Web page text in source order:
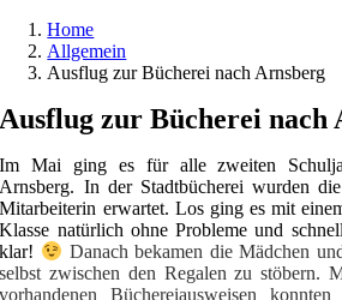
Home
Allgemein
Ausflug zur Bücherei nach Arnsberg
Ausflug zur Bücherei nach
Im Mai ging es für alle zweiten
Arnsberg. In der Stadtbücherei wurden
Mitarbeiterin erwartet. Los ging es mit
Klasse natürlich ohne Probleme und
klar!
Danach bekamen die Mädchen
selbst zwischen den Regalen zu stöbern.
vorhandenen Büchereiausweisen